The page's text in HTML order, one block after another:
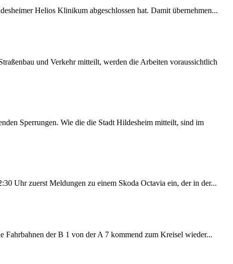
Helios Klinikum abgeschlossen hat. Damit übernehmen...
und Verkehr mitteilt, werden die Arbeiten voraussichtlich
Sperrungen. Wie die die Stadt Hildesheim mitteilt, sind im
Uhr zuerst Meldungen zu einem Skoda Octavia ein, der in der...
der B 1 von der A 7 kommend zum Kreisel wieder...